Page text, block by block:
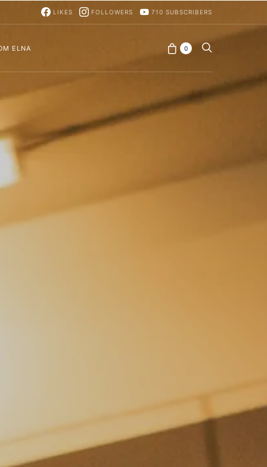
LIKES FOLLOWERS 710 SUBSCRIBERS
ELNA 0